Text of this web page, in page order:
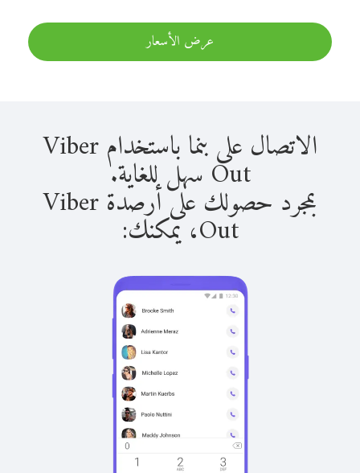
عرض الأسعار
الاتصال على بنما باستخدام Viber
Out سهل للغاية.
بمجرد حصولك على أرصدة Viber
Out، يمكنك: